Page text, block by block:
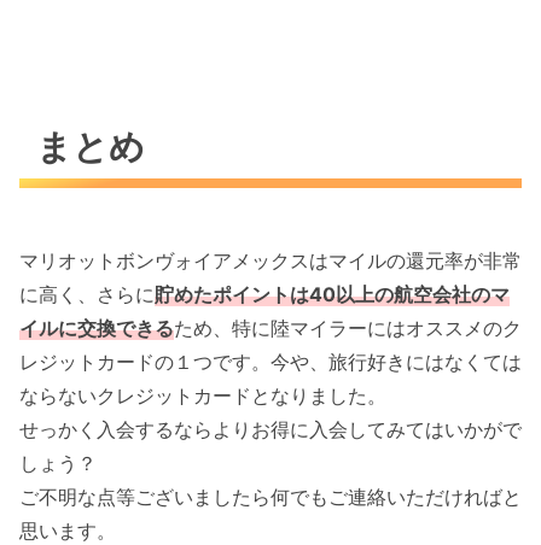
まとめ
マリオットボンヴォイアメックスはマイルの還元率が非常
に高く、さらに貯めたポイントは40以上の航空会社のマ
イルに交換できるため、特に陸マイラーにはオススメのク
レジットカードの１つです。今や、旅行好きにはなくては
ならないクレジットカードとなりました。
せっかく入会するならよりお得に入会してみてはいかがで
しょう？
ご不明な点等ございましたら何でもご連絡いただければと
思います。